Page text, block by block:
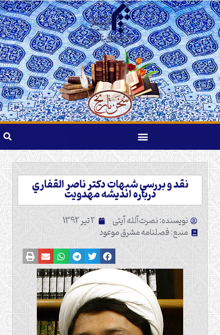
نقد و بررسي شبهات دکتر ناصر القفاري
درباره انديشه مهدويت
نویسنده: نصرت‌آلله آیتی 2 تیر 1392
منبع: فصلنامه مشرق موعود